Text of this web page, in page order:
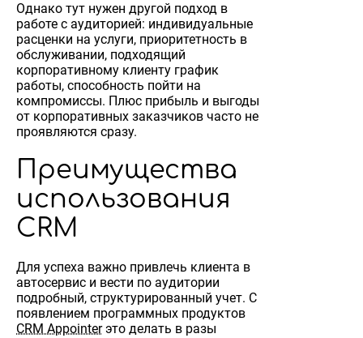
Однако тут нужен другой подход в
работе с аудиторией: индивидуальные
расценки на услуги, приоритетность в
обслуживании, подходящий
корпоративному клиенту график
работы, способность пойти на
компромиссы. Плюс прибыль и выгоды
от корпоративных заказчиков часто не
проявляются сразу.
Преимущества
использования
CRM
Для успеха важно привлечь клиента в
автосервис и вести по аудитории
подробный, структурированный учет. С
появлением программных продуктов
CRM Appointerэто делать в разы